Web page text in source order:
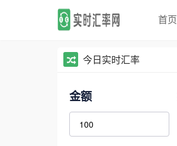
首页
今日实时汇率
金额